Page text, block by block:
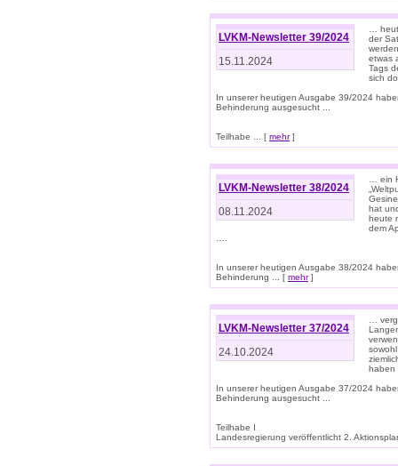
LVKM-Newsletter 39/2024
15.11.2024
…
der
etwas
Tags
sich
In unserer heutigen Ausgabe 39/2024
Behinderung ausgesucht ...
Teilhabe ... [ mehr]
LVKM-Newsletter 38/2024
08.11.2024
… ein
hat
heute
dem
In unserer heutigen Ausgabe 38/2024
Behinderung ... [ mehr]
LVKM-Newsletter 37/2024
24.10.2024
…
In unserer heutigen Ausgabe 37/2024
Behinderung ausgesucht ...
Teilhabe I
Landesregierung veröffentlicht 2.